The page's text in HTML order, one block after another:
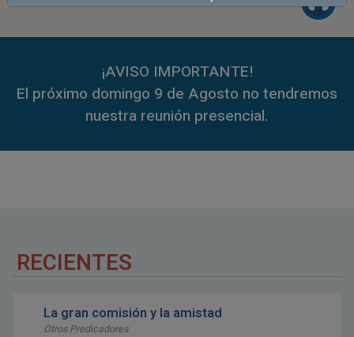
59:35
¡AVISO IMPORTANTE!
El próximo domingo 9 de Agosto no tendremos
nuestra reunión presencial.
RECIENTES
La gran comisión y la amistad
Otros Predicadores